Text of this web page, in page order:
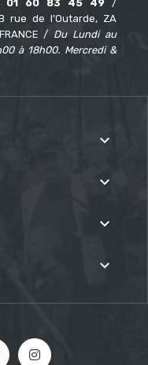
01 60 83 45 49 /
rue de l’Outarde, ZA
/ Du Lundi au
à 18h00. Mercredi &



